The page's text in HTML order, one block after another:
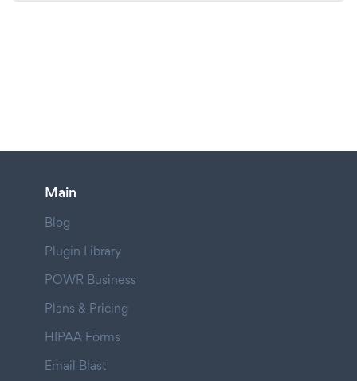
Main
Blog
Plugin Library
POWR Business
Plans & Pricing
HIPAA Forms
Email Blast